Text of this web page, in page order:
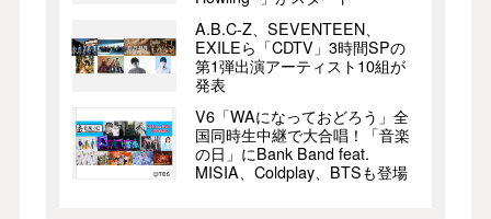
A.B.C-Z、SEVENTEEN、
EXILEら「CDTV」3時間SPの
第1弾出演アーティスト10組が
発表
V6「WAになっておどろう」全
国同時生中継で大合唱！「音楽
の日」にBank Band feat.
MISIA、Coldplay、BTSも登場